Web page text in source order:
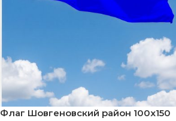
Флаг Шовгеновский район 100х150